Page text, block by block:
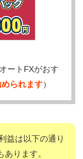
ートFXがおす
られます）
益は以下の通り
ります。